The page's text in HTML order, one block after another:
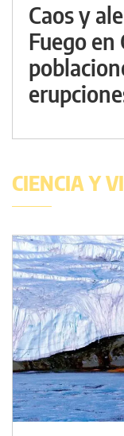
Caos y
Fuego en
CIENCIA Y